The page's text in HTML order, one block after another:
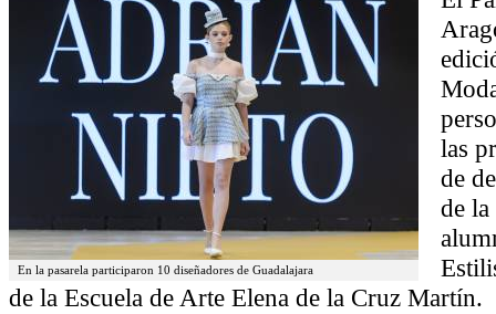
En la pasarela participaron 10 diseñadores de Guadalajara
las
de
de
de la Escuela de Arte Elena de la Cruz Martín.